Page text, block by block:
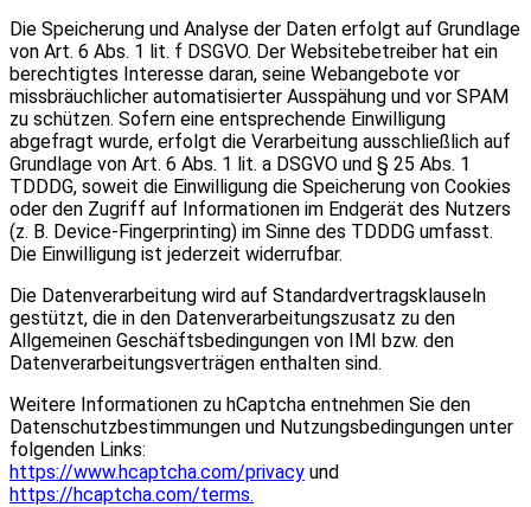
Die Speicherung und Analyse der Daten erfolgt auf Grundlage
von Art. 6 Abs. 1 lit. f DSGVO. Der Websitebetreiber hat ein
berechtigtes Interesse daran, seine Webangebote vor
missbräuchlicher automatisierter Ausspähung und vor SPAM
zu schützen. Sofern eine entsprechende Einwilligung
abgefragt wurde, erfolgt die Verarbeitung ausschließlich auf
Grundlage von Art. 6 Abs. 1 lit. a DSGVO und § 25 Abs. 1
TDDDG, soweit die Einwilligung die Speicherung von Cookies
oder den Zugriff auf Informationen im Endgerät des Nutzers
(z. B. Device-Fingerprinting) im Sinne des TDDDG umfasst.
Die Einwilligung ist jederzeit widerrufbar.
Die Datenverarbeitung wird auf Standardvertragsklauseln
gestützt, die in den Datenverarbeitungszusatz zu den
Allgemeinen Geschäftsbedingungen von IMI bzw. den
Datenverarbeitungsverträgen enthalten sind.
Weitere Informationen zu hCaptcha entnehmen Sie den
Datenschutzbestimmungen und Nutzungsbedingungen unter
folgenden Links:
https://www.hcaptcha.com/privacy und
https://hcaptcha.com/terms.